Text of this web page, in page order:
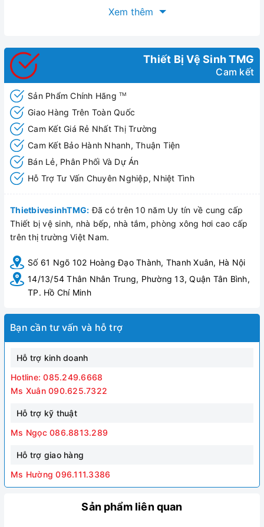
bàn cầu thông minh thế hệ mới nhất của thương hiệu Huge,
đặc biệt so với những sản phẩm bàn cầu thông minh bình
thường, H-BS2089 giúp người dùng có đươc những trải
nghiệm đỉnh cao với tiện nghi vượt trội và kiểu dáng được
thiết kế sang trọng, tinh tế. H-BS2089 hứa hẹn sẽ là một
trong những lựa chọn hàng đầu của giới thượng lưu đối với
sản phẩm thiết bị vệ sinh cao cấp.
Bàn cầu thông minh Huge H-BS2089
Xem thêm
Thiết Bị Vệ Sinh TMG
Cam kết
Sản Phẩm Chính Hãng TM
Giao Hàng Trên Toàn Quốc
Cam Kết Giá Rẻ Nhất Thị Trường
Cam Kết Bảo Hành Nhanh, Thuận Tiện
Bán Lẻ, Phân Phối Và Dự Án
Hỗ Trợ Tư Vấn Chuyên Nghiệp, Nhiệt Tình
ThietbivesinhTMG: Đã có trên 10 năm Uy tín về cung cấp
Thiết bị vệ sinh, nhà bếp, nhà tắm, phòng xông hơi cao cấp
trên thị trường Việt Nam.
Số 61 Ngõ 102 Hoàng Đạo Thành, Thanh Xuân, Hà Nội
14/13/54 Thân Nhân Trung, Phường 13, Quận Tân Bình,
TP. Hồ Chí Minh
Bạn cần tư vấn và hỗ trợ
Hỗ trợ kinh doanh
Hotline: 085.249.6668
Ms Xuân 090.625.7322
Hỗ trợ kỹ thuật
Ms Ngọc 086.8813.289
Hỗ trợ giao hàng
Ms Hường 096.111.3386
Sản phẩm liên quan